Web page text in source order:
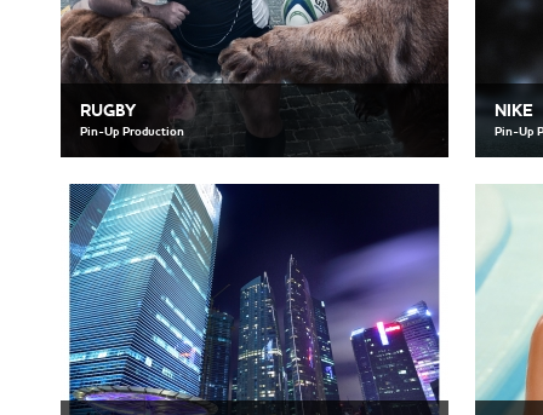
RUGBY
Pin-Up Production
NIKE
Pin-Up